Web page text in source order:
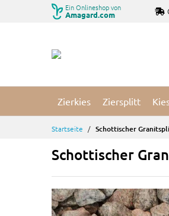
Ein Onlineshop von
Amagard.com
Zierkies Ziersplitt
Startseite Schottischer
Schottischer